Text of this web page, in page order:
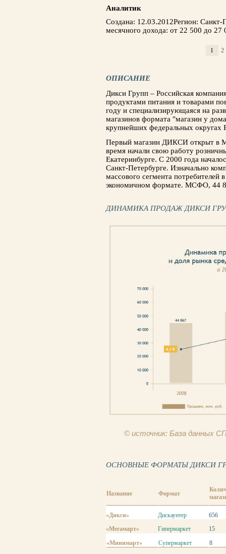
Аналитик
Создана: 12.03.2012Регион:
месячного дохода: от 22 500 до 27
1 2
ОПИСАНИЕ
Дикси Групп – Российская
продуктами питания и товарами
году и специализирующаяся на
магазинов формата "магазин у
крупнейших федеральных округах
Первый магазин ДИКСИ открыт в
время начали свою работу
Екатеринбурге. С 2000 года
Санкт-Петербурге. Изначально
массового сегмента потребителей
экономичном формате. МСФО, 44
ДИНАМИКА ПРОДАЖ ДИКСИ
© источник: База данных
ОСНОВНЫЕ ФОРМАТЫ ДИКСИ
Название Формат
«Дикси» Дискаунтер
656
«Мегамарт»
Гипермаркет
15
«Минимарт»
Супермаркет 8